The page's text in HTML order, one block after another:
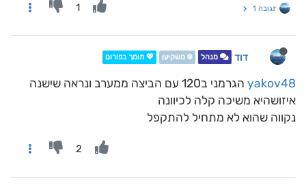
תגובה 1 1
דוד מנהל ❄️ משקיען 💖 תומך בפורום
yakov48
הגרמני ב120 עם הביצה ממערב ונראה שישנה
איזושהיא משיכה קלה לכיוונה
נקווה שהוא לא מתחיל להתקפל
2